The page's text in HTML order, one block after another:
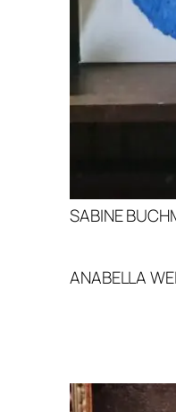
SABINE
ANABELLA